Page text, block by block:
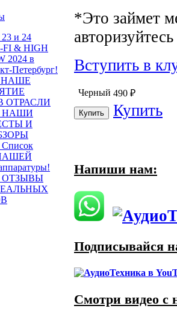
23 и 24
& HIGH
2024 в
Петербург!
НАШЕ
ОТРАСЛИ
НАШИ
И
Список
ОТЗЫВЫ
*Это займет
Вступить в
Черный 490 ₽
Купить
Напиши нам:
Подписывайся
Смотри видео с